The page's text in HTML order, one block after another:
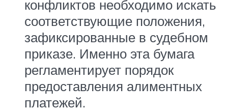
конфликтов необходимо искать
соответствующие положения,
зафиксированные в судебном
приказе. Именно эта бумага
регламентирует порядок
предоставления алиментных
платежей.